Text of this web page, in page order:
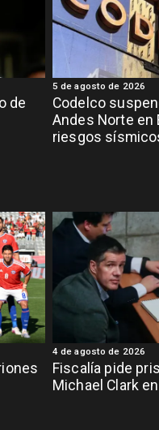
de
Codelco
Andes Norte en
riesgos
5 de agosto de 2026
Fiscalía pide
Michael Clark
4 de agosto de 2026